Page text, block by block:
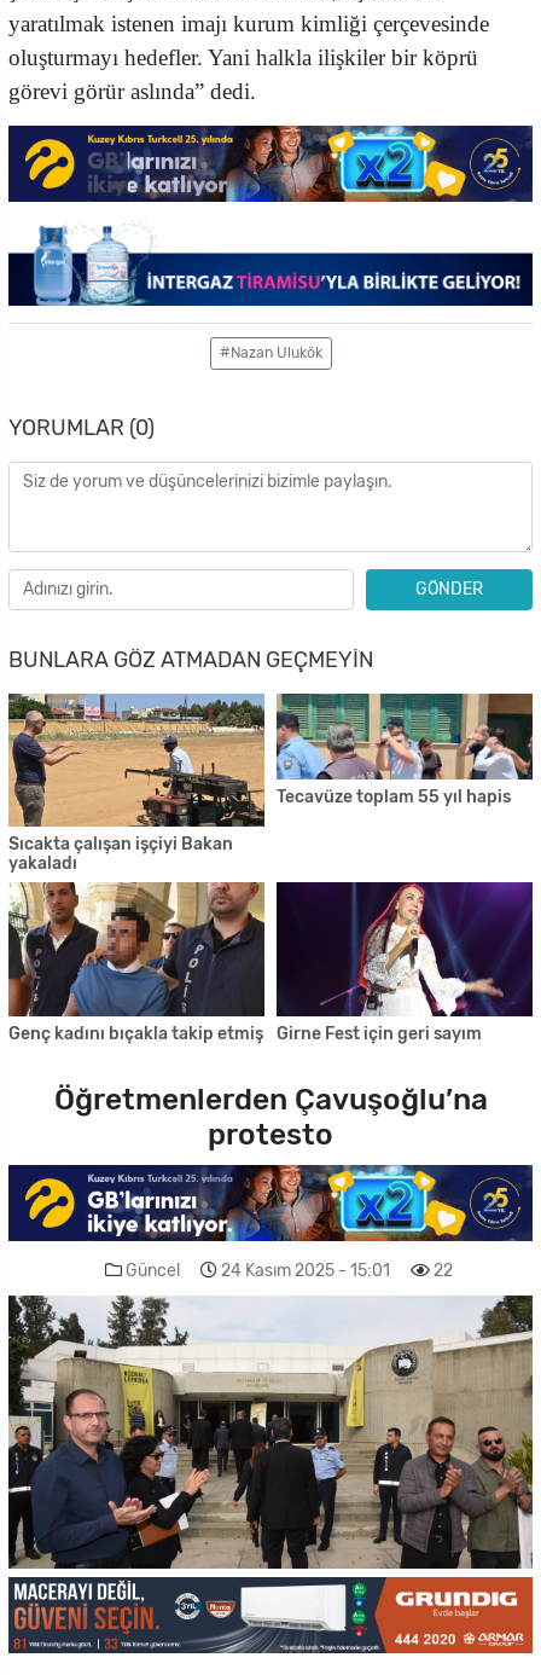
yaratılmak istenen imajı kurum kimliği çerçevesinde
oluşturmayı hedefler. Yani halkla ilişkiler bir köprü
görevi görür aslında” dedi.
#Nazan Ulukök
YORUMLAR (0)
GÖNDER
BUNLARA GÖZ ATMADAN GEÇMEYIN
Sıcakta çalışan işçiyi Bakan
yakaladı
Tecavüze toplam 55 yıl hapis
Genç kadını bıçakla takip etmiş Girne Fest için geri sayım
Öğretmenlerden Çavuşoğlu’na
protesto
Güncel 24 Kasım 2025 - 15:01 22